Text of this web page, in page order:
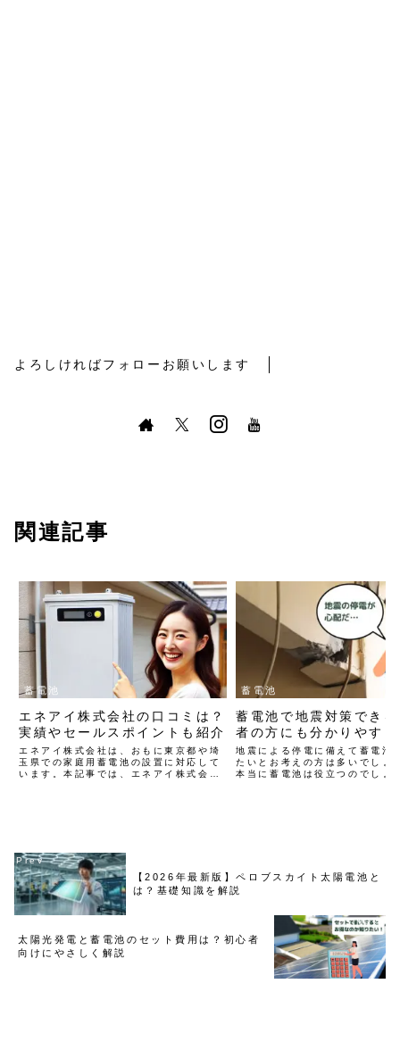
よろしければフォローお願いします
関連記事
蓄電池
エネアイ株式会社の口コミは？
実績やセールスポイントも紹介
エネアイ株式会社は、おもに東京都や埼
玉県での家庭用蓄電池の設置に対応して
います。本記事では、エネアイ株式会社
蓄電池
蓄電池で地震対策でき
者の方にも分かりやす
地震による停電に備えて蓄電池
たいとお考えの方は多いでしょ
本当に蓄電池は役立つのでしょ
【2026年最新版】ペロブスカイト太陽電池と
は？基礎知識を解説
太陽光発電と蓄電池のセット費用は？初心者
向けにやさしく解説